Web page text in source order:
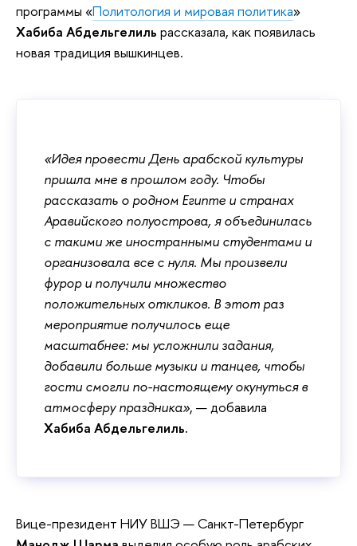
программы «Политология и мировая политика»
Хабиба Абдельгелиль рассказала, как появилась
новая традиция вышкинцев.
«Идея провести День арабской культуры
пришла мне в прошлом году. Чтобы
рассказать о родном Египте и странах
Аравийского полуострова, я объединилась
с такими же иностранными студентами и
организовала все с нуля. Мы произвели
фурор и получили множество
положительных откликов. В этот раз
мероприятие получилось еще
масштабнее: мы усложнили задания,
добавили больше музыки и танцев, чтобы
гости смогли по-настоящему окунуться в
атмосферу праздника», — добавила
Хабиба Абдельгелиль.
Вице-президент НИУ ВШЭ — Санкт-Петербург